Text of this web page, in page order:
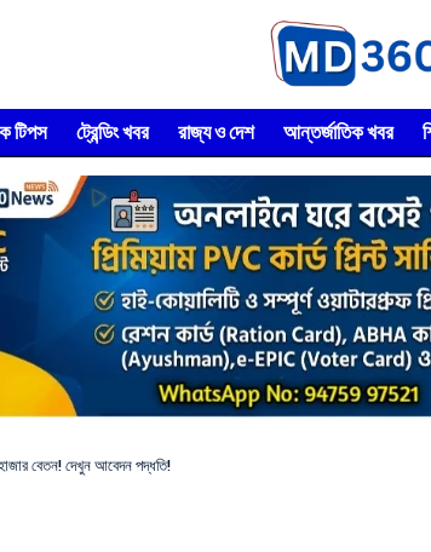
টিপস ট্রেন্ডিং খবর রাজ্য ও দেশ আন্তর্জাতিক খবর
বেতন! দেখুন আবেদন পদ্ধতি!